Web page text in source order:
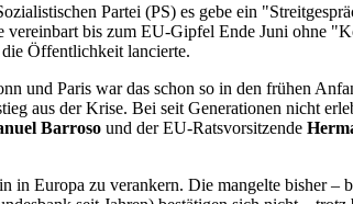
Partei (PS) es gebe ein
bis zum EU-Gipfel Ende Juni ohne
Öffentlichkeit lancierte.
und Paris war das schon so in den frühen
aus der Krise. Bei seit Generationen nicht
Barroso und der EU-Ratsvorsitzende
Europa zu verankern. Die mangelte bisher –